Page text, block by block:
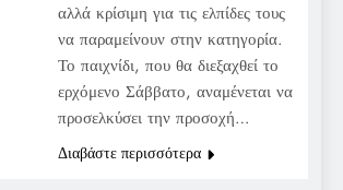
αλλά κρίσιμη για τις ελπίδες τους
να παραμείνουν στην κατηγορία.
Το παιχνίδι, που θα διεξαχθεί το
ερχόμενο Σάββατο, αναμένεται να
προσελκύσει την προσοχή…
Διαβάστε περισσότερα